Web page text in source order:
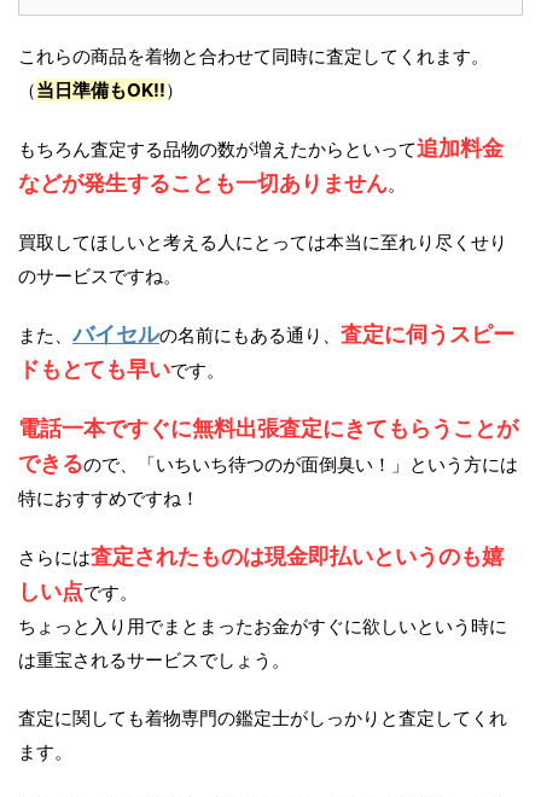
これらの商品を着物と合わせて同時に査定してくれます。
（当日準備もOK!!）
もちろん査定する品物の数が増えたからといって追加料金
などが発生することも一切ありません。
買取してほしいと考える人にとっては本当に至れり尽くせり
のサービスですね。
また、バイセルの名前にもある通り、 査定に伺うスピー
ドもとても早いです。
電話一本ですぐに無料出張査定にきてもらうことが
できるので、「いちいち待つのが面倒臭い！」という方には
特におすすめですね！
さらには査定されたものは現金即払いというのも嬉
しい点です。
ちょっと入り用でまとまったお金がすぐに欲しいという時に
は重宝されるサービスでしょう。
査定に関しても着物専門の鑑定士がしっかりと査定してくれ
ます。